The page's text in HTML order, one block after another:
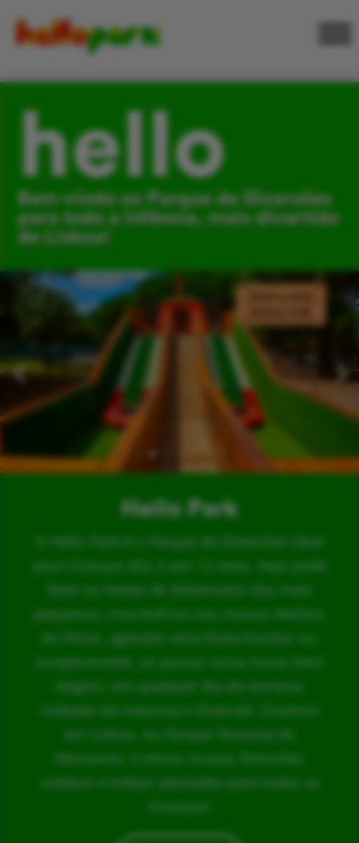
hello
Bem-vindo ao Parque de Diversões
para toda a Infância, mais divertido
de Lisboa!
Hello Park
O Hello Park é o Parque de Diversões ideal
para Crianças dos 3 aos 12 anos. Aqui pode
fazer as Festas de Aniversário dos mais
pequenos, inscrevê-los nos nossos Ateliers
de Férias, agendar uma Visita Escolar ou,
simplesmente, vir passar umas horas bem
alegres, em qualquer dia da semana,
rodeado de natureza e diversão. Estamos
em Lisboa, no Parque Florestal de
Monsanto, e temos muitas diversões
outdoor e indoor pensadas para todas as
Crianças!